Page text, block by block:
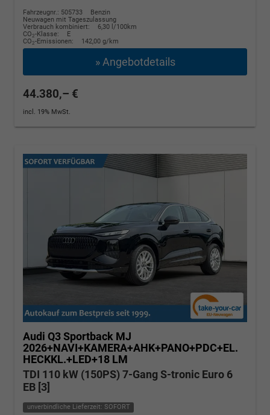
Fahrzeugnr.: 505733
Benzin
Neuwagen mit Tageszulassung
Verbrauch kombiniert:
6,30 l/100km
CO2-Klasse:
E
CO2-Emissionen: 142,00 g/km
» Angebotdetails
44.380,– €
incl. 19% MwSt.
Audi Q3 Sportback MJ
2026+NAVI+KAMERA+AHK+PANO+PDC+EL.
HECKKL.+LED+18 LM
TDI 110 kW (150PS) 7-Gang S-tronic Euro 6
EB [3]
unverbindliche Lieferzeit: SOFORT